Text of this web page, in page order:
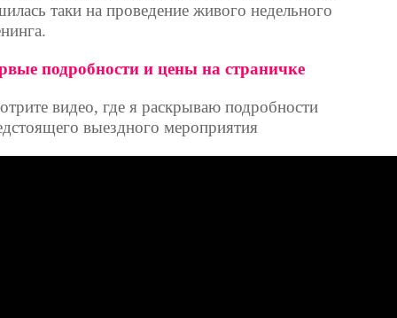
таки на проведение живого недельного
подробности и цены на страничке
видео, где я раскрываю подробности
выездного мероприятия